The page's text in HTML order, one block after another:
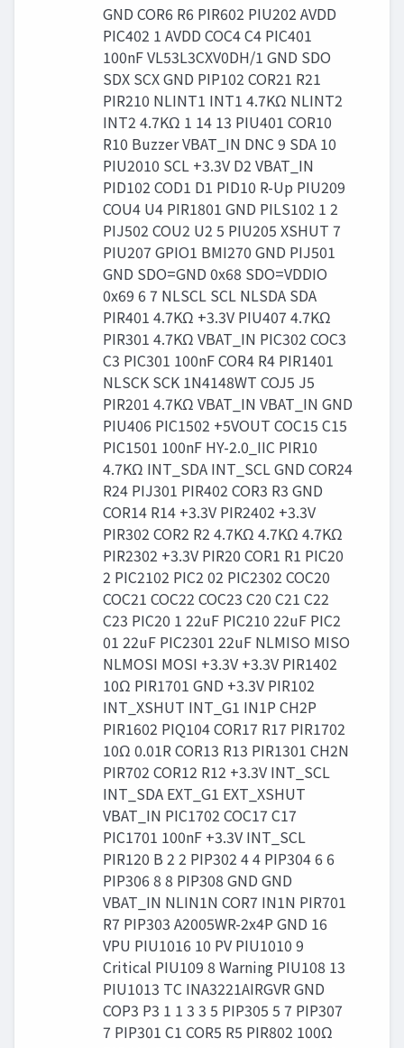
GND COR6 R6 PIR602 PIU202 AVDD
PIC402 1 AVDD COC4 C4 PIC401
100nF VL53L3CXV0DH/1 GND SDO
SDX SCX GND PIP102 COR21 R21
PIR210 NLINT1 INT1 4.7KΩ NLINT2
INT2 4.7KΩ 1 14 13 PIU401 COR10
R10 Buzzer VBAT_IN DNC 9 SDA 10
PIU2010 SCL +3.3V D2 VBAT_IN
PID102 COD1 D1 PID10 R-Up PIU209
COU4 U4 PIR1801 GND PILS102 1 2
PIJ502 COU2 U2 5 PIU205 XSHUT 7
PIU207 GPIO1 BMI270 GND PIJ501
GND SDO=GND 0x68 SDO=VDDIO
0x69 6 7 NLSCL SCL NLSDA SDA
PIR401 4.7KΩ +3.3V PIU407 4.7KΩ
PIR301 4.7KΩ VBAT_IN PIC302 COC3
C3 PIC301 100nF COR4 R4 PIR1401
NLSCK SCK 1N4148WT COJ5 J5
PIR201 4.7KΩ VBAT_IN VBAT_IN GND
PIU406 PIC1502 +5VOUT COC15 C15
PIC1501 100nF HY-2.0_IIC PIR10
4.7KΩ INT_SDA INT_SCL GND COR24
R24 PIJ301 PIR402 COR3 R3 GND
COR14 R14 +3.3V PIR2402 +3.3V
PIR302 COR2 R2 4.7KΩ 4.7KΩ 4.7KΩ
PIR2302 +3.3V PIR20 COR1 R1 PIC20
2 PIC2102 PIC2 02 PIC2302 COC20
COC21 COC22 COC23 C20 C21 C22
C23 PIC20 1 22uF PIC210 22uF PIC2
01 22uF PIC2301 22uF NLMISO MISO
NLMOSI MOSI +3.3V +3.3V PIR1402
10Ω PIR1701 GND +3.3V PIR102
INT_XSHUT INT_G1 IN1P CH2P
PIR1602 PIQ104 COR17 R17 PIR1702
10Ω 0.01R COR13 R13 PIR1301 CH2N
PIR702 COR12 R12 +3.3V INT_SCL
INT_SDA EXT_G1 EXT_XSHUT
VBAT_IN PIC1702 COC17 C17
PIC1701 100nF +3.3V INT_SCL
PIR120 B 2 2 PIP302 4 4 PIP304 6 6
PIP306 8 8 PIP308 GND GND
VBAT_IN NLIN1N COR7 IN1N PIR701
R7 PIP303 A2005WR-2x4P GND 16
VPU PIU1016 10 PV PIU1010 9
Critical PIU109 8 Warning PIU108 13
PIU1013 TC INA3221AIRGVR GND
COP3 P3 1 1 3 3 5 PIP305 5 7 PIP307
7 PIP301 C1 COR5 R5 PIR802 100Ω